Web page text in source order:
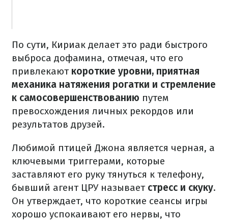
По сути, Кириак делает это ради быстрого
выброса дофамина, отмечая, что его
привлекаюткороткие уровни, приятная
механика натяжения рогатки и стремление
к самосовершенствованию путем
превосхождения личных рекордов или
результатов друзей.
Любимой птицей Джона является черная, а
ключевыми триггерами, которые
заставляют его руку тянуться к телефону,
бывший агент ЦРУ называет стресс и скуку.
Он утверждает, что короткие сеансы игры
хорошо успокаивают его нервы, что